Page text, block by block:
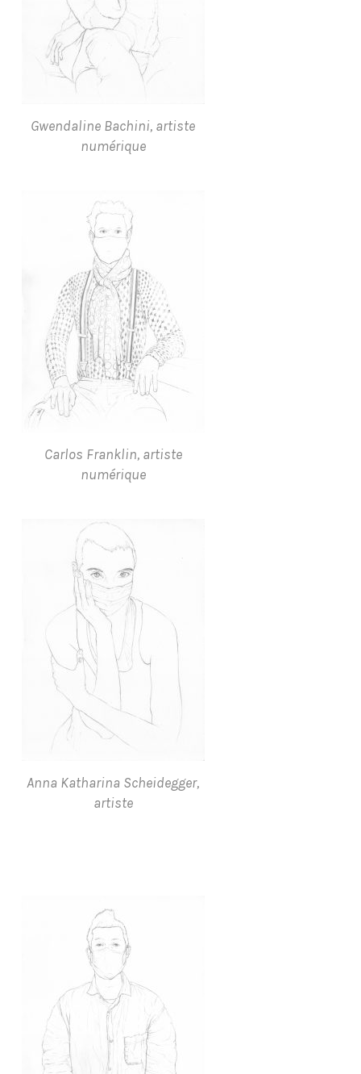
Gwendaline Bachini, artiste
numérique
Carlos Franklin, artiste
numérique
Anna Katharina Scheidegger,
artiste